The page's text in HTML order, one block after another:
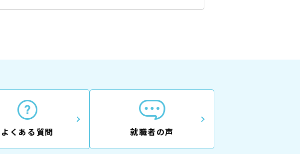
よくある質問 就職者の声